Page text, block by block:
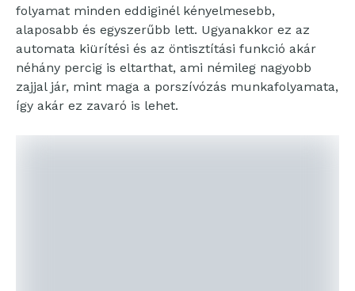
folyamat minden eddiginél kényelmesebb,
alaposabb és egyszerűbb lett. Ugyanakkor ez az
automata kiürítési és az öntisztítási funkció akár
néhány percig is eltarthat, ami némileg nagyobb
zajjal jár, mint maga a porszívózás munkafolyamata,
így akár ez zavaró is lehet.